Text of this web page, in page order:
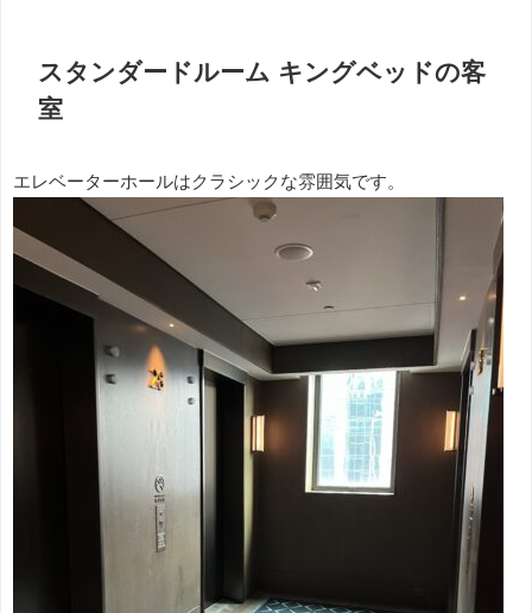
スタンダードルーム キングベッドの客
室
エレベーターホールはクラシックな雰囲気です。